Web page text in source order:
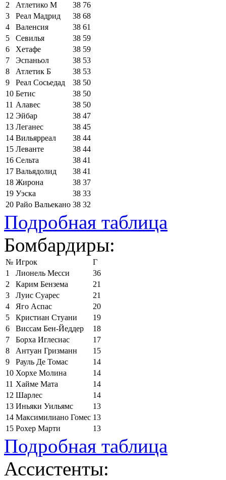
2
Атлетико М 38 76
3
Реал Мадрид 38 68
4
Валенсия 38 61
5
Севилья 38 59
6
Хетафе 38 59
7
Эспаньол 38 53
8
Атлетик Б 38 53
9
Реал Сосьедад 38 50
10 Бетис 38 50
11 Алавес 38 50
12 Эйбар 38 47
13 Леганес 38 45
14 Вильярреал 38 44
15 Леванте 38 44
16 Сельта 38 41
17 Вальядолид 38 41
18 Жирона 38 37
19 Уэска 38 33
20 Райо Вальекано 38 32
Подробная таблица
Бомбардиры:
№ Игрок
Г
1
Лионель Месси
36
2
Карим Бензема
21
3
Луис Суарес
21
4
Яго Аспас
20
5
Кристиан Стуани
19
6
Виссам Бен-Йеддер
18
7
Борха Иглесиас
17
8
Антуан Гризманн
15
9
Рауль Де Томас
14
10 Хорхе Молина
14
11 Хайме Мата
14
12 Шарлес
14
13 Иньяки Уильямс
13
14 Максимилиано Гомес 13
15 Рохер Марти 13
Подробная таблица
Ассистенты: